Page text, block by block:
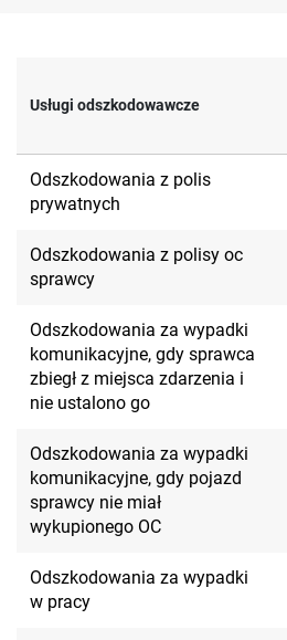
Usługi odszkodowawcze
Odszkodowania z polis
prywatnych
Odszkodowania z polisy oc
sprawcy
Odszkodowania za wypadki
komunikacyjne, gdy sprawca
zbiegł z miejsca zdarzenia i
nie ustalono go
Odszkodowania za wypadki
komunikacyjne, gdy pojazd
sprawcy nie miał
wykupionego OC
Odszkodowania za wypadki
w pracy